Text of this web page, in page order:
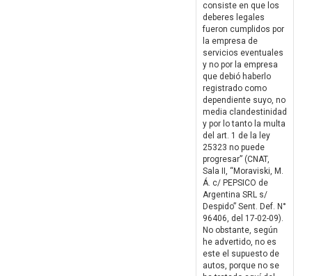
consiste en que los
deberes legales
fueron cumplidos por
la empresa de
servicios eventuales
y no por la empresa
que debió haberlo
registrado como
dependiente suyo, no
media clandestinidad
y por lo tanto la multa
del art. 1 de la ley
25323 no puede
progresar” (CNAT,
Sala II, “Moraviski, M.
Á. c/ PEPSICO de
Argentina SRL s/
Despido” Sent. Def. N°
96406, del 17-02-09).
No obstante, según
he advertido, no es
este el supuesto de
autos, porque no se